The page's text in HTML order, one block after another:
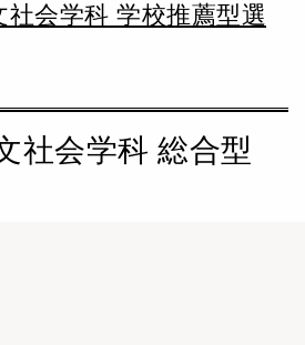
社会学科 学校推薦型選
社会学科 総合型